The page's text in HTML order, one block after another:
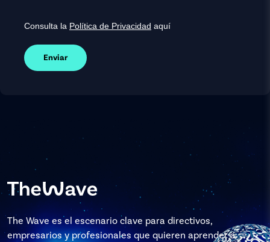
Consulta la Política de Privacidad aquí
Enviar
The Wave es el escenario clave para directivos,
empresarios y profesionales que quieren aprender a